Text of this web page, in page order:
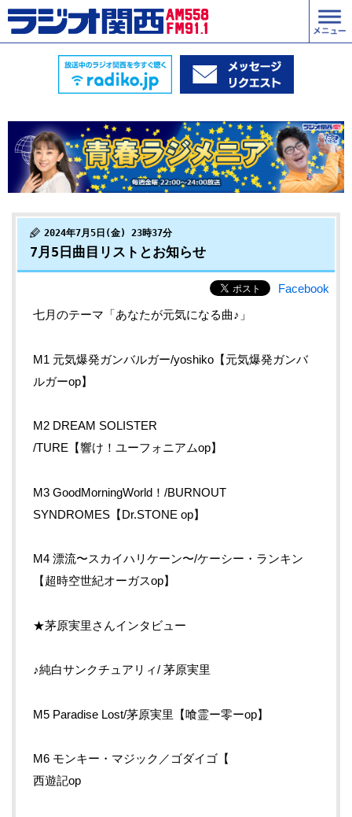
2024年7月5日(金) 23時37分
7月5日曲目リストとお知らせ
Facebook
七月のテーマ「あなたが元気になる曲♪」
M1 元気爆発ガンバルガー/yoshiko【元気爆発ガンバ
ルガーop】
M2 DREAM SOLISTER
/TURE【響け！ユーフォニアムop】
M3 GoodMorningWorld！/BURNOUT
SYNDROMES【Dr.STONE op】
M4 漂流〜スカイハリケーン〜/ケーシー・ランキン
【超時空世紀オーガスop】
★茅原実里さんインタビュー
♪純白サンクチュアリィ/ 茅原実里
M5 Paradise Lost/茅原実里【喰霊ー零ーop】
M6 モンキー・マジック／ゴダイゴ【
西遊記op